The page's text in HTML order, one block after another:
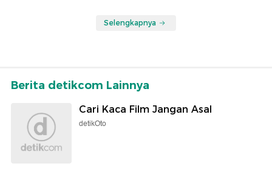
Selengkapnya
Berita detikcom Lainnya
Cari Kaca Film Jangan Asal
detikOto